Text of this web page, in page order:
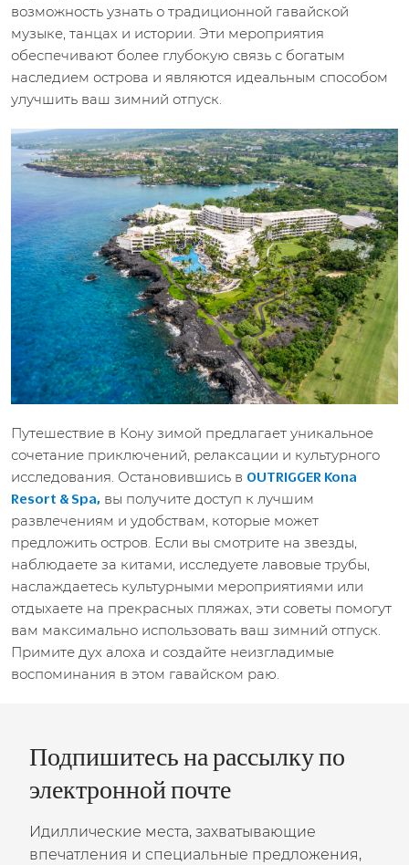
возможность узнать о традиционной гавайской
музыке, танцах и истории. Эти мероприятия
обеспечивают более глубокую связь с богатым
наследием острова и являются идеальным способом
улучшить ваш зимний отпуск.
Путешествие в Кону зимой предлагает уникальное
сочетание приключений, релаксации и культурного
исследования. Остановившись в OUTRIGGER Kona
Resort & Spa, вы получите доступ к лучшим
развлечениям и удобствам, которые может
предложить остров. Если вы смотрите на звезды,
наблюдаете за китами, исследуете лавовые трубы,
наслаждаетесь культурными мероприятиями или
отдыхаете на прекрасных пляжах, эти советы помогут
вам максимально использовать ваш зимний отпуск.
Примите дух алоха и создайте неизгладимые
воспоминания в этом гавайском раю.
Подпишитесь на рассылку по
электронной почте
Идиллические места, захватывающие
впечатления и специальные предложения,